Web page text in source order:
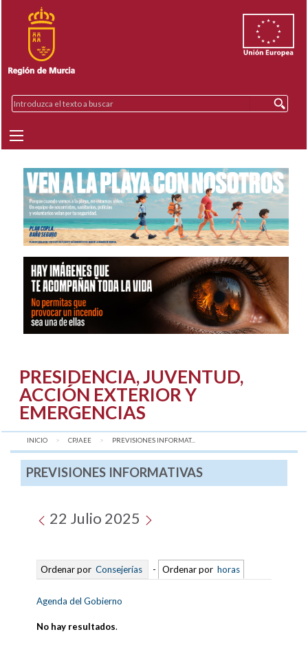
PRESIDENCIA, JUVENTUD,
ACCIÓN EXTERIOR Y
EMERGENCIAS
INICIO CPJAEE AQUÍ:
PREVISIONES INFORMAT...
PREVISIONES INFORMATIVAS
22 Julio 2025
Ordenar por Consejerías - Ordenar por horas
Agenda del Gobierno
No hay resultados.